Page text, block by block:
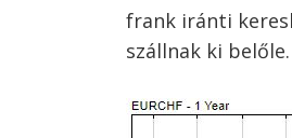
frank iránti
szállnak ki belőle.